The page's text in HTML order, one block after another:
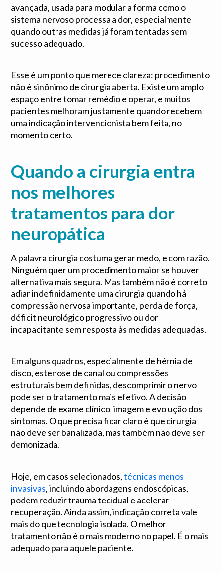
avançada, usada para modular a forma como o
sistema nervoso processa a dor, especialmente
quando outras medidas já foram tentadas sem
sucesso adequado.
Esse é um ponto que merece clareza: procedimento
não é sinônimo de cirurgia aberta. Existe um amplo
espaço entre tomar remédio e operar, e muitos
pacientes melhoram justamente quando recebem
uma indicação intervencionista bem feita, no
momento certo.
Quando a cirurgia entra
nos melhores
tratamentos para dor
neuropática
A palavra cirurgia costuma gerar medo, e com razão.
Ninguém quer um procedimento maior se houver
alternativa mais segura. Mas também não é correto
adiar indefinidamente uma cirurgia quando há
compressão nervosa importante, perda de força,
déficit neurológico progressivo ou dor
incapacitante sem resposta às medidas adequadas.
Em alguns quadros, especialmente de hérnia de
disco, estenose de canal ou compressões
estruturais bem definidas, descomprimir o nervo
pode ser o tratamento mais efetivo. A decisão
depende de exame clínico, imagem e evolução dos
sintomas. O que precisa ficar claro é que cirurgia
não deve ser banalizada, mas também não deve ser
demonizada.
Hoje, em casos selecionados,técnicas menos
invasivas, incluindo abordagens endoscópicas,
podem reduzir trauma tecidual e acelerar
recuperação. Ainda assim, indicação correta vale
mais do que tecnologia isolada. O melhor
tratamento não é o mais moderno no papel. É o mais
adequado para aquele paciente.